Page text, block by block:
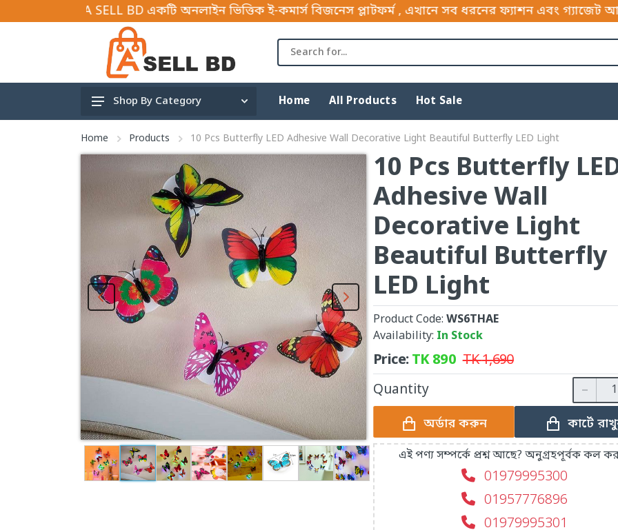
A SELL BD একটি অনলাইন ভিত্তিক ই-কমার্স বিজনেস প্লাটফর্ম , এখানে সব ধরনের ফ্যাশন এবং গ্যাজেট আইটেম
Gardening and tools
Hardware Tools & Parts
Mother & Baby
Shoe accessories
Fishing & Outdoor
Children
Car Accessories
Pet & Animal
View All Categories
Shop By Category Home All Products Hot Sale
Home Products 10 Pcs Butterfly LED Adhesive Wall Decorative Light Beautiful Butterfly LED Light
10 Pcs Butterfly
Adhesive Wall
Decorative Light
Beautiful Butterfly
LED Light
Product Code: WS6THAE
Availability: In Stock
Price:TK890 TK1,690
Quantity
অর্ডার করুন কার্টে
এই পণ্য সম্পর্কে প্রশ্ন আছে? অনুগ্রহপূর্বক কল
01979995300
01957776896
01979995301